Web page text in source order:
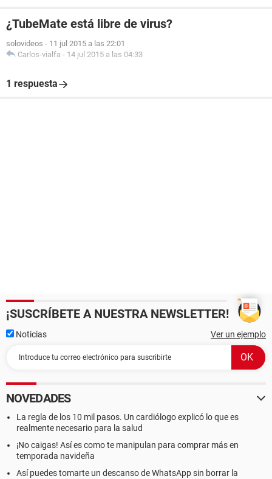
¿TubeMate está libre de virus?
solovideos - 11 jul 2015 a las 22:01
Carlos-vialfa - 14 jul 2015 a las 04:33
1 respuesta
¡SUSCRÍBETE A NUESTRA NEWSLETTER!
Noticias Ver un ejemplo
NOVEDADES
La regla de los 10 mil pasos. Un cardiólogo explicó lo que es
realmente necesario para la salud
¡No caigas! Así es como te manipulan para comprar más en
temporada navideña
Así puedes tomarte un descanso de WhatsApp sin borrar la